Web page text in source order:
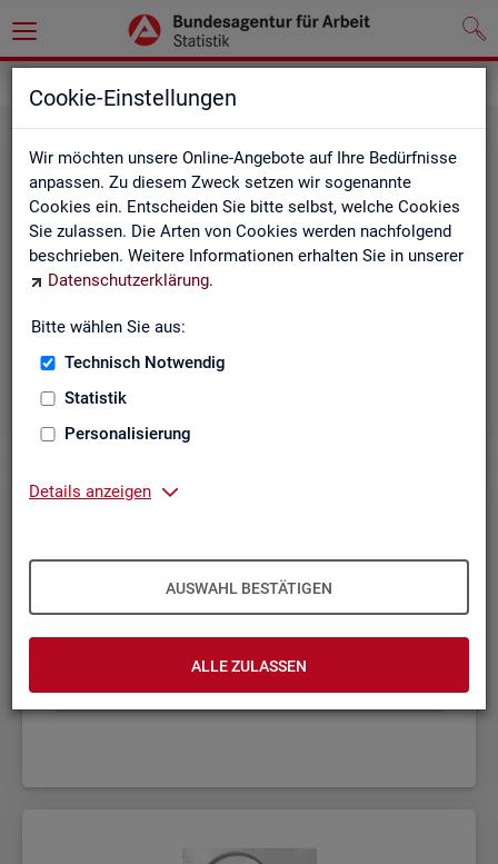
Cookie-Einstellungen
Wir möchten unsere Online-Angebote auf Ihre Bedürfnisse
anpassen. Zu diesem Zweck setzen wir sogenannte
Cookies ein. Entscheiden Sie bitte selbst, welche Cookies
Sie zulassen. Die Arten von Cookies werden nachfolgend
beschrieben. Weitere Informationen erhalten Sie in unserer
Datenschutzerklärung.
Bitte wählen Sie aus:
Technisch Notwendig
Statistik
Personalisierung
Details anzeigen
AUSWAHL BESTÄTIGEN
ALLE ZULASSEN
Rund­schau Ar­beits­markt
Fach­sta­tis­ti­ken